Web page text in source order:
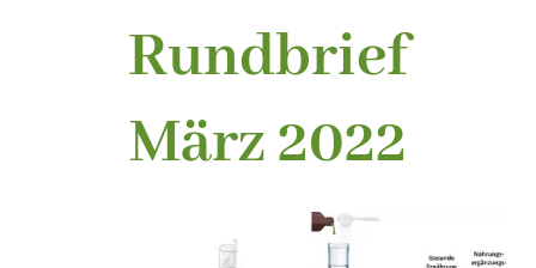
Rundbrief
März 2022